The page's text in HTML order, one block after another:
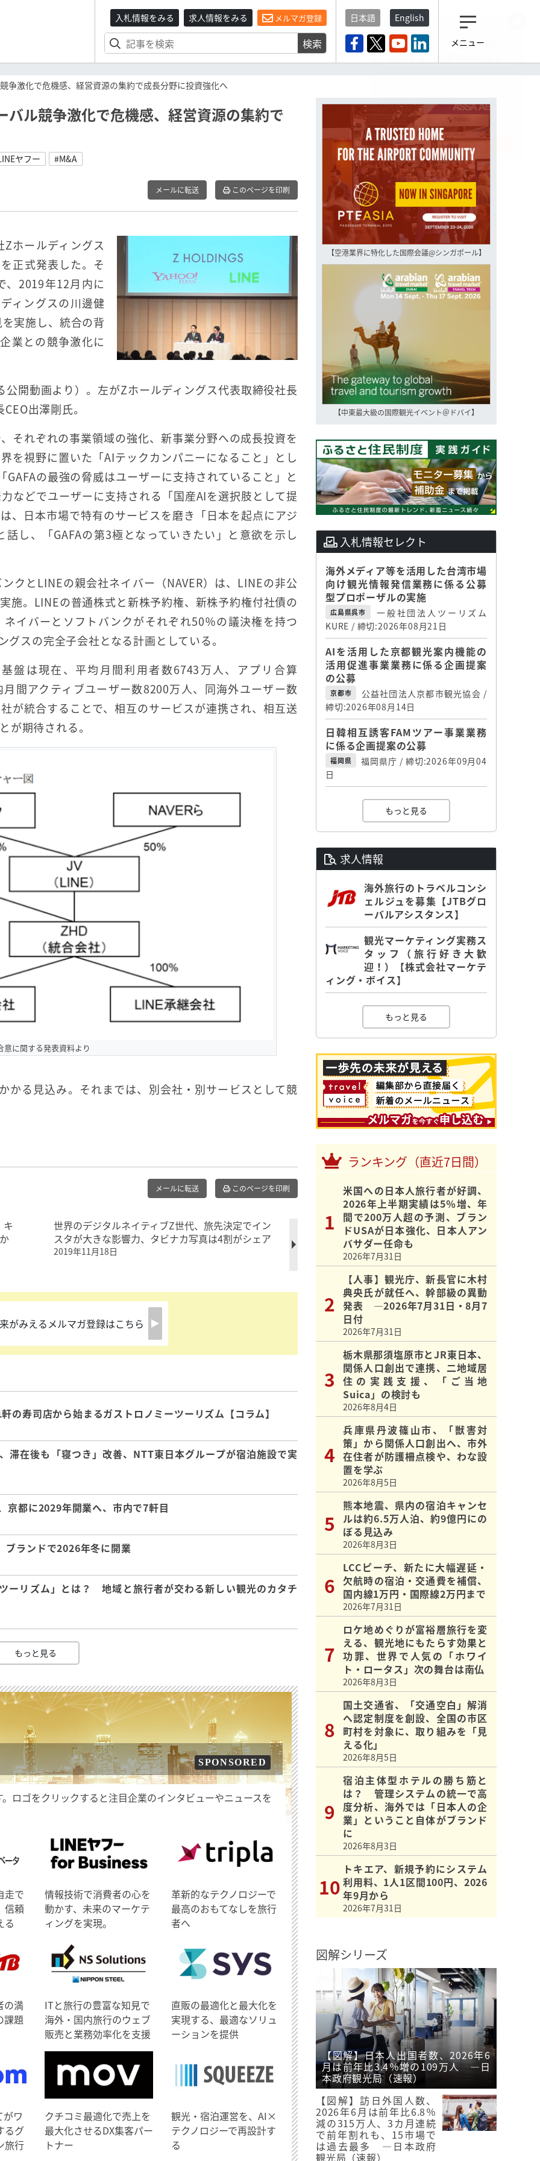
入札情報をみる 求人情報をみる メルマガ登録
検索
日本語 English
メニュー
争激化で危機感、経営資源の集約で成長分野に投資強化へ
ル競争激化で危機感、経営資源の集約で
ヤフー #M&A
メールに転送 このページを印刷
ホールディングス
正式発表した。そ
、2019年12月内に
ィングスの川邊健
実施し、統合の背
業との競争激化に
開動画より）。左がZホールディングス代表取締役社長
出澤剛氏。
それぞれの事業領域の強化、新事業分野への成長投資を
を視野に置いた「AIテックカンパニーになること」とし
の最強の脅威はユーザーに支持されていること」と
などでユーザーに支持される「国産AIを選択肢として提
、日本市場で特有のサービスを磨き「日本を起点にアジ
し、「GAFAの第3極となっていきたい」と意欲を示し
クとLINEの親会社ネイバー（NAVER）は、LINEの非公
施。LINEの普通株式と新株予約権、新株予約権付社債の
イバーとソフトバンクがそれぞれ50％の議決権を持つ
スの完全子会社となる計画としている。
盤は現在、平均月間利用者数6743万人、アプリ合算
間アクティブユーザー数8200万人、同海外ユーザー数
が統合することで、相互のサービスが連携され、相互送
が期待される。
意に関する発表資料より
かる見込み。それまでは、別会社・別サービスとして競
メールに転送 このページを印刷
キ
世界のデジタルネイティブZ世代、旅先決定でイン
スタが大きな影響力、タビナカ写真は4割がシェア
2019年11月18日
がみえるメルマガ登録はこちら
の寿司店から始まるガストロノミーツーリズム【コラム】
滞在後も「寝つき」改善、NTT東日本グループが宿泊施設で実
京都に2029年開業へ、市内で7軒目
ブランドで2026年冬に開業
ーリズム」とは？ 地域と旅行者が交わる新しい観光のカタチ
もっと見る
SPONSORED
ロゴをクリックすると注目企業のインタビューやニュースを
走で
信頼
る
情報技術で消費者の心を
動かす、未来のマーケテ
ィングを実現。
革新的なテクノロジーで
最高のおもてなしを旅行
者へ
の満
課題
ITと旅行の豊富な知見で
海外・国内旅行のウェブ
販売と業務効率化を支援
直販の最適化と最大化を
実現する、最適なソリュ
ーションを提供
がワ
るグ
旅行
クチコミ最適化で売上を
最大化させるDX集客パー
トナー
観光・宿泊運営を、AI×
テクノロジーで再設計す
る
【空港業界に特化した国際会議@シンガポール】
【中東最大級の国際観光イベント＠ドバイ】
入札情報セレクト
海外メディア等を活用した台湾市場
向け観光情報発信業務に係る公募
型プロポーザルの実施
広島県呉市
一般社団法人ツーリズム
KURE / 締切:2026年08月21日
AIを活用した京都観光案内機能の
活用促進事業業務に係る企画提案
の公募
京都市
公益社団法人京都市観光協会 /
締切:2026年08月14日
日韓相互誘客FAMツアー事業業務
に係る企画提案の公募
福岡県
福岡県庁 / 締切:2026年09月04
日
もっと見る
求人情報
海外旅行のトラベルコンシ
ェルジュを募集【JTBグロ
ーバルアシスタンス】
観光マーケティング実務ス
タッフ（旅行好き大歓
迎！）【株式会社マーケテ
ィング・ボイス】
もっと見る
ランキング（直近7日間）
米国への日本人旅行者が好調、
2026年上半期実績は5％増、年
間で200万人超の予測、ブラン
ドUSAが日本強化、日本人アン
バサダー任命も
2026年7月31日
【人事】観光庁、新長官に木村
典央氏が就任へ、幹部級の異動
発表 ―2026年7月31日・8月7
日付
2026年7月31日
栃木県那須塩原市とJR東日本、
関係人口創出で連携、二地域居
住の実践支援、「ご当地
Suica」の検討も
2026年8月4日
兵庫県丹波篠山市、「獣害対
策」から関係人口創出へ、市外
在住者が防護柵点検や、わな設
置を学ぶ
2026年8月5日
熊本地震、県内の宿泊キャンセ
ルは約6.5万人泊、約9億円にの
ぼる見込み
2026年8月3日
LCCピーチ、新たに大幅遅延・
欠航時の宿泊・交通費を補償、
国内線1万円・国際線2万円まで
2026年7月31日
ロケ地めぐりが富裕層旅行を変
える、観光地にもたらす効果と
功罪、世界で人気の「ホワイ
ト・ロータス」次の舞台は南仏
2026年8月3日
国土交通省、「交通空白」解消
へ認定制度を創設、全国の市区
町村を対象に、取り組みを「見
える化」
2026年8月5日
宿泊主体型ホテルの勝ち筋と
は？ 管理システムの統一で高
度分析、海外では「日本人の企
業」ということ自体がブランド
に
2026年8月3日
トキエア、新規予約にシステム
利用料、1人1区間100円、2026
年9月から
2026年7月31日
図解シリーズ
【図解】日本人出国者数、2026年6
月は前年比3.4％増の109万人 ―日
本政府観光局（速報）
【図解】訪日外国人数、
2026年6月は前年比6.8％
減の315万人、3カ月連続
で前年割れも、15市場で
は過去最多 ―日本政府
観光局（速報）
観光産業ニュース「トラベ
登録済みですよね？
もし未だ登録していないなら…
いますぐ登録する